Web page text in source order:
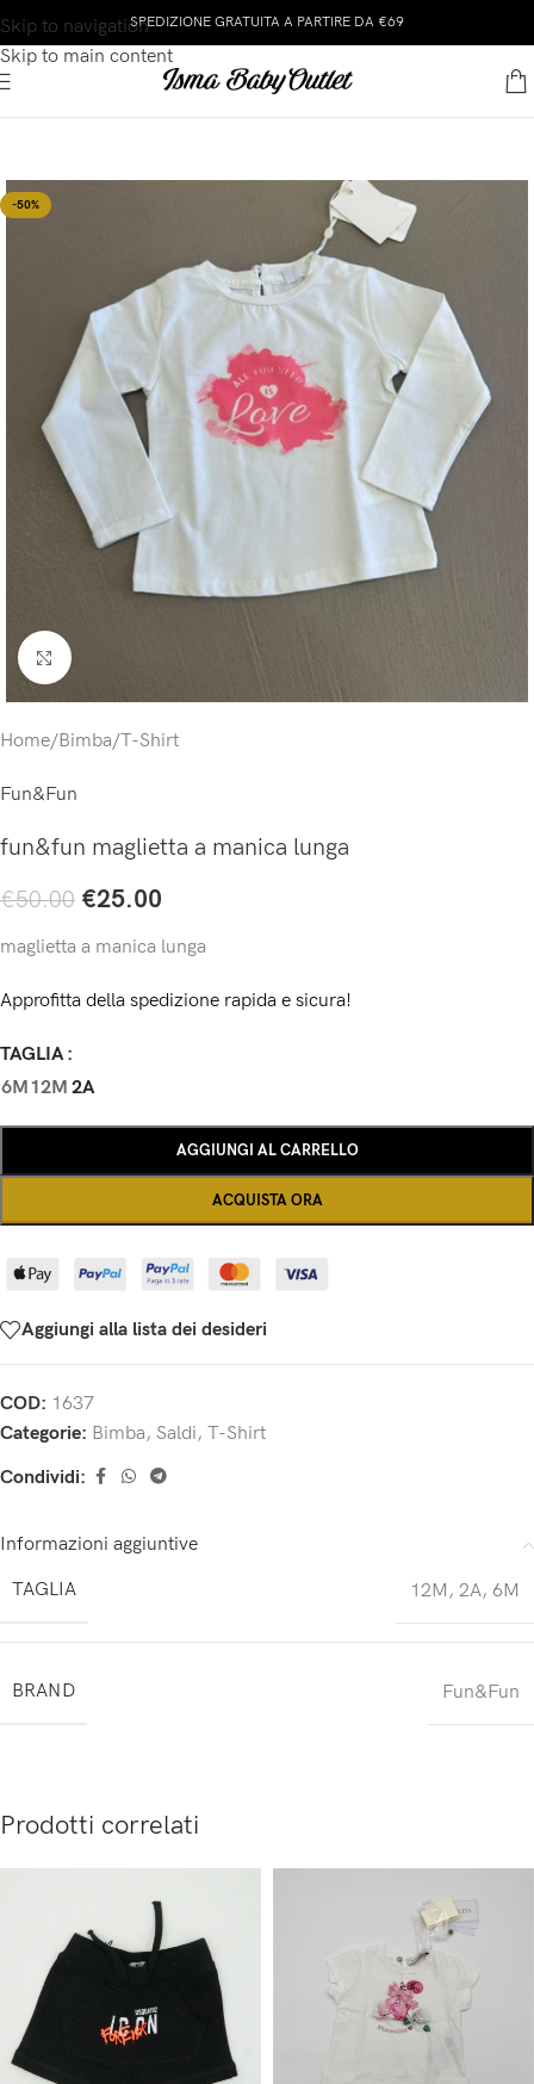
Skip to navigation
Skip to main content
SPEDIZIONE GRATUITA A PARTIRE DA €69
-50%
Click to enlarge
Home/Bimba/T-Shirt
Fun&Fun
fun&fun maglietta a manica lunga
€50.00 €25.00
maglietta a manica lunga
Approfitta della spedizione rapida e sicura!
TAGLIA
6M12M 2A
AGGIUNGI AL CARRELLO
ACQUISTA ORA
Aggiungi alla lista dei desideri
COD: 1637
Categorie: Bimba, Saldi, T-Shirt
Condividi:
Informazioni aggiuntive
TAGLIA
12M , 2A, 6M
BRAND Fun&Fun
Prodotti correlati